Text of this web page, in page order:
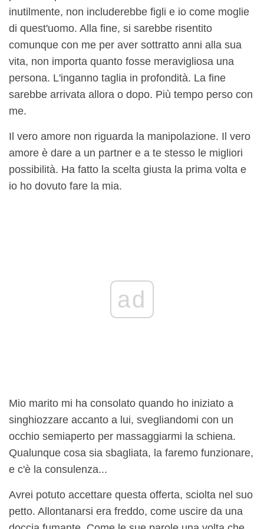
inutilmente, non includerebbe figli e io come moglie
di quest'uomo. Alla fine, si sarebbe risentito
comunque con me per aver sottratto anni alla sua
vita, non importa quanto fosse meravigliosa una
persona. L'inganno taglia in profondità. La fine
sarebbe arrivata allora o dopo. Più tempo perso con
me.
Il vero amore non riguarda la manipolazione. Il vero
amore è dare a un partner e a te stesso le migliori
possibilità. Ha fatto la scelta giusta la prima volta e
io ho dovuto fare la mia.
ad
Mio marito mi ha consolato quando ho iniziato a
singhiozzare accanto a lui, svegliandomi con un
occhio semiaperto per massaggiarmi la schiena.
Qualunque cosa sia sbagliata, la faremo funzionare,
e c'è la consulenza...
Avrei potuto accettare questa offerta, sciolta nel suo
petto. Allontanarsi era freddo, come uscire da una